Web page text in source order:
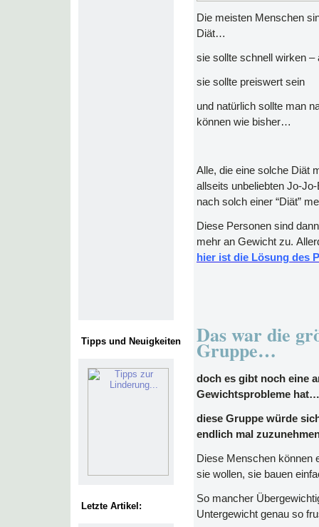
Tipps und Neuigkeiten
Letzte Artikel:
Die meisten Menschen
Diät…
sie sollte schnell wirken
sie sollte preiswert sein
und natürlich sollte man
können wie bisher…
Alle, die eine solche Diät
allseits unbeliebten Jo-
nach solch einer “Diät”
Diese Personen sind
mehr an Gewicht zu.
hier ist die Lösung des
Das war die
Gruppe…
doch es gibt noch eine
Gewichtsprobleme
diese Gruppe würde
endlich mal
Diese Menschen können
sie wollen, sie bauen
So mancher
Untergewicht genau so